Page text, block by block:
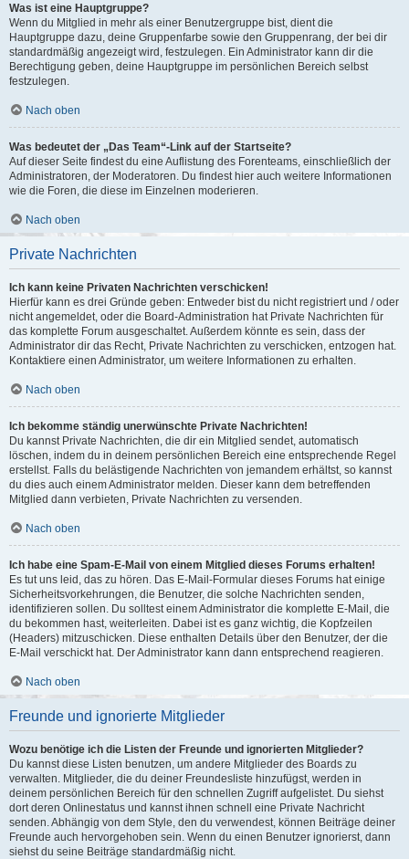
Was ist eine Hauptgruppe?
Wenn du Mitglied in mehr als einer Benutzergruppe bist, dient die
Hauptgruppe dazu, deine Gruppenfarbe sowie den Gruppenrang, der bei dir
standardmäßig angezeigt wird, festzulegen. Ein Administrator kann dir die
Berechtigung geben, deine Hauptgruppe im persönlichen Bereich selbst
festzulegen.
Nach oben
Was bedeutet der „Das Team“-Link auf der Startseite?
Auf dieser Seite findest du eine Auflistung des Forenteams, einschließlich der
Administratoren, der Moderatoren. Du findest hier auch weitere Informationen
wie die Foren, die diese im Einzelnen moderieren.
Nach oben
Private Nachrichten
Ich kann keine Privaten Nachrichten verschicken!
Hierfür kann es drei Gründe geben: Entweder bist du nicht registriert und / oder
nicht angemeldet, oder die Board-Administration hat Private Nachrichten für
das komplette Forum ausgeschaltet. Außerdem könnte es sein, dass der
Administrator dir das Recht, Private Nachrichten zu verschicken, entzogen hat.
Kontaktiere einen Administrator, um weitere Informationen zu erhalten.
Nach oben
Ich bekomme ständig unerwünschte Private Nachrichten!
Du kannst Private Nachrichten, die dir ein Mitglied sendet, automatisch
löschen, indem du in deinem persönlichen Bereich eine entsprechende Regel
erstellst. Falls du belästigende Nachrichten von jemandem erhältst, so kannst
du dies auch einem Administrator melden. Dieser kann dem betreffenden
Mitglied dann verbieten, Private Nachrichten zu versenden.
Nach oben
Ich habe eine Spam-E-Mail von einem Mitglied dieses Forums erhalten!
Es tut uns leid, das zu hören. Das E-Mail-Formular dieses Forums hat einige
Sicherheitsvorkehrungen, die Benutzer, die solche Nachrichten senden,
identifizieren sollen. Du solltest einem Administrator die komplette E-Mail, die
du bekommen hast, weiterleiten. Dabei ist es ganz wichtig, die Kopfzeilen
(Headers) mitzuschicken. Diese enthalten Details über den Benutzer, der die
E-Mail verschickt hat. Der Administrator kann dann entsprechend reagieren.
Nach oben
Freunde und ignorierte Mitglieder
Wozu benötige ich die Listen der Freunde und ignorierten Mitglieder?
Du kannst diese Listen benutzen, um andere Mitglieder des Boards zu
verwalten. Mitglieder, die du deiner Freundesliste hinzufügst, werden in
deinem persönlichen Bereich für den schnellen Zugriff aufgelistet. Du siehst
dort deren Onlinestatus und kannst ihnen schnell eine Private Nachricht
senden. Abhängig von dem Style, den du verwendest, können Beiträge deiner
Freunde auch hervorgehoben sein. Wenn du einen Benutzer ignorierst, dann
siehst du seine Beiträge standardmäßig nicht.